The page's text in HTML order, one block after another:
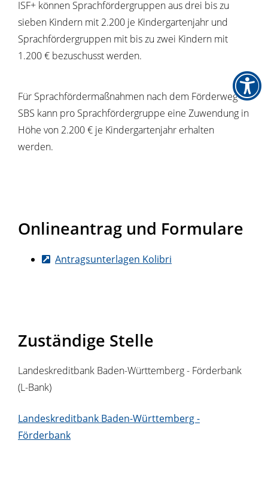
ISF+ können Sprachfördergruppen aus drei bis zu
sieben Kindern mit 2.200 je Kindergartenjahr und
Sprachfördergruppen mit bis zu zwei Kindern mit
1.200 € bezuschusst werden.
Für Sprachfördermaßnahmen nach dem Förderweg
SBS kann pro Sprachfördergruppe eine Zuwendung in
Höhe von 2.200 € je Kindergartenjahr erhalten
werden.
Onlineantrag und Formulare
Antragsunterlagen Kolibri
Zuständige Stelle
Landeskreditbank Baden-Württemberg - Förderbank
(L-Bank)
Landeskreditbank Baden-Württemberg -
Förderbank